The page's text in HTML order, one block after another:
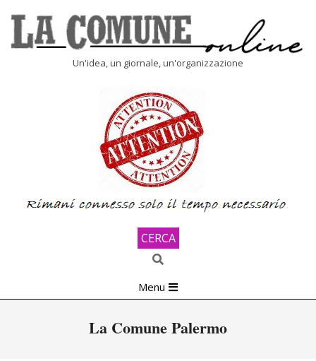
content
Un'idea, un giornale, un'organizzazione
CERCA
Search
Navigation
Menu
La Comune Palermo